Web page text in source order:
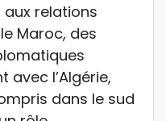
aux relations
Maroc, des
avec l’Algérie,
dans le sud